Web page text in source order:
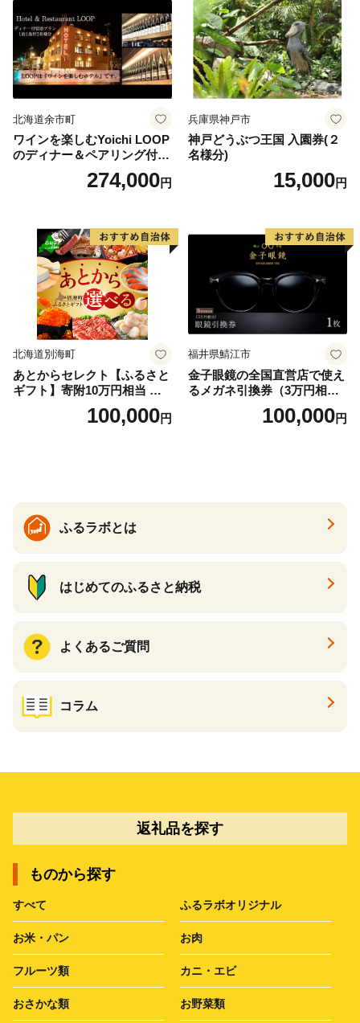
北海道余市町
ワインを楽しむYoichi LOOP
のディナー＆ペアリング付宿
泊プラン＜デラックスツイン
274,000円
兵庫県神戸市
神戸どうぶつ王国 入園券(２
名様分)
15,000円
北海道別海町
あとからセレクト【ふるさと
ギフト】寄附10万円相当 あ
とから選べる！ ギフト いく
ら ほたて 海鮮 牛肉 別海町
ギフト ふるさと納税 ）
100,000円
福井県鯖江市
金子眼鏡の全国直営店で使え
るメガネ引換券（3万円相
100,000円
ふるラボとは
はじめてのふるさと納税
よくあるご質問
コラム
返礼品を探す
ものから探す
すべて ふるラボオリジナル
お米・パン お肉
フルーツ類 カニ・エビ
おさかな類 お野菜類